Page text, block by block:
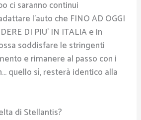
ci saranno continui
l’auto che FINO AD OGGI
DI PIU’ IN ITALIA e in
soddisfare le stringenti
e rimanere al passo con i
quello sì, resterà identico alla
di Stellantis?